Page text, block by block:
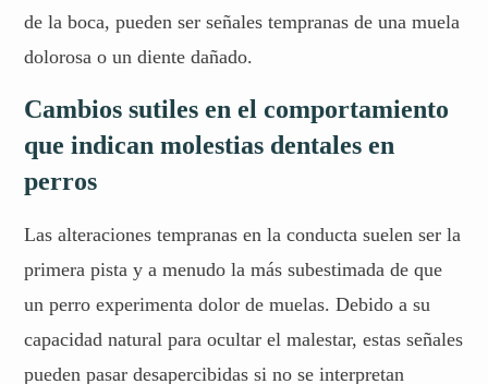
de la boca, pueden ser señales tempranas de una muela
dolorosa o un diente dañado.
Cambios sutiles en el comportamiento
que indican molestias dentales en
perros
Las alteraciones tempranas en la conducta suelen ser la
primera pista y a menudo la más subestimada de que
un perro experimenta dolor de muelas. Debido a su
capacidad natural para ocultar el malestar, estas señales
pueden pasar desapercibidas si no se interpretan